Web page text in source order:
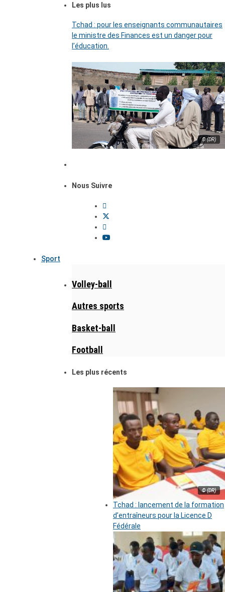
Les plus lus
Tchad : pour les enseignants communautaires
le ministre des Finances est un danger pour
l’éducation.
© (DR)
Nous Suivre
Sport
Volley-ball
Autres sports
Basket-ball
Football
Les plus récents
© (DR)
Tchad : lancement de la formation
d’entraîneurs pour la Licence D
Fédérale